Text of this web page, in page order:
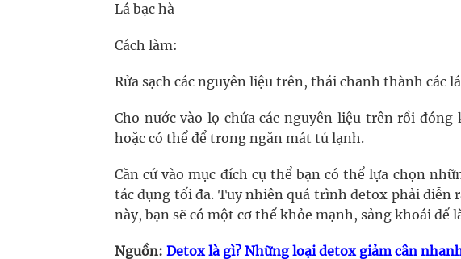
Lá bạc hà
Cách làm:
Rửa sạch các nguyên liệu trên, thái chanh thành các
Cho nước vào lọ chứa các nguyên liệu trên rồi
hoặc có thể để trong ngăn mát tủ lạnh.
Căn cứ vào mục đích cụ thể bạn có thể lựa chọn
tác dụng tối đa. Tuy nhiên quá trình detox phải
này, bạn sẽ có một cơ thể khỏe mạnh, sảng khoái để
Nguồn: Detox là gì? Những loại detox giảm cân